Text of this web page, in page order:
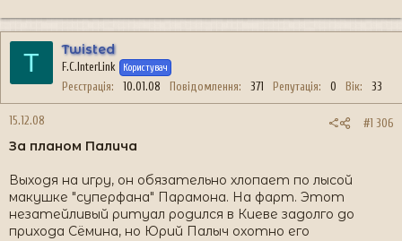
T Twisted
F.C.InterLink Користувач
Реєстрація 10.01.08 Повідомлення 371 Репутація 0 Вік 33
15.12.08 #1 306
За планом Палича
Выходя на игру, он обязательно хлопает по лысой
макушке "суперфана" Парамона. На фарт. Этот
незатейливый ритуал родился в Киеве задолго до
прихода Сёмина, но Юрий Палыч охотно его